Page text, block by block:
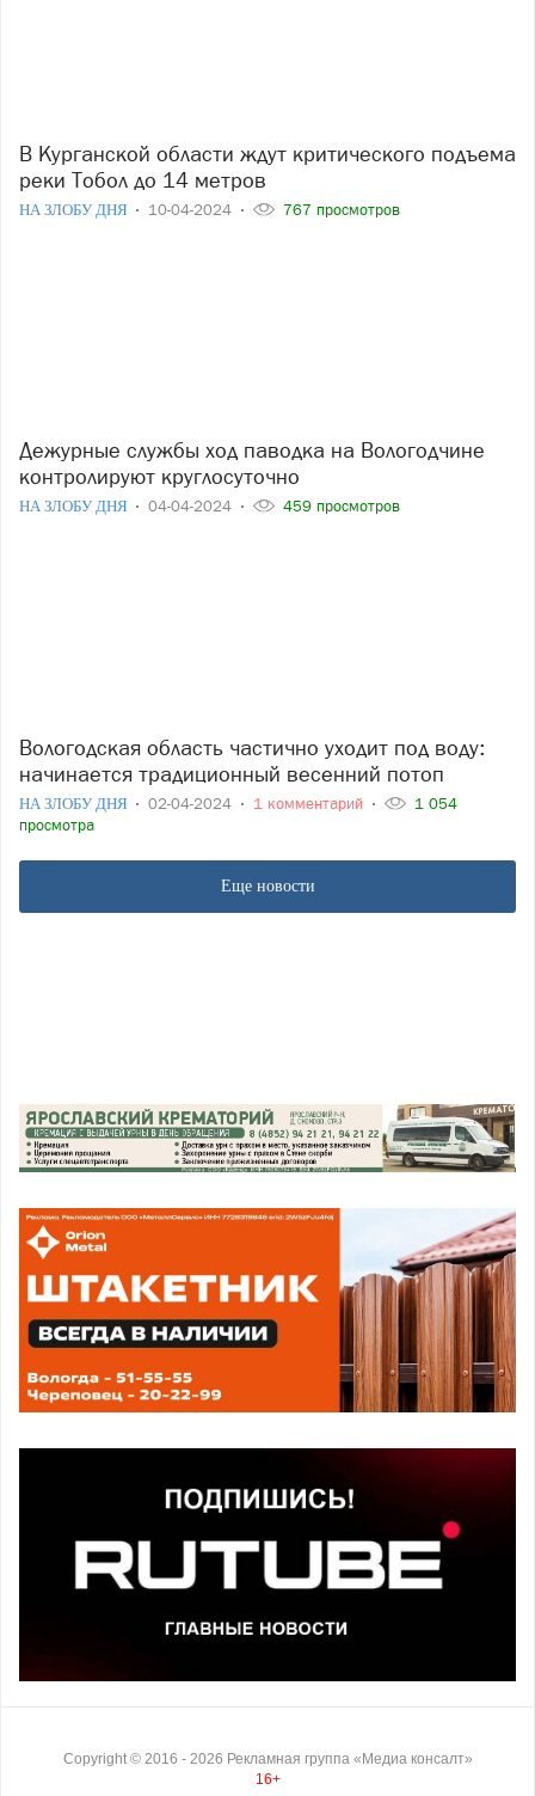
В Курганской области ждут критического подъема
реки Тобол до 14 метров
НА ЗЛОБУ ДНЯ 10-04-2024 767 просмотров
Дежурные службы ход паводка на Вологодчине
контролируют круглосуточно
НА ЗЛОБУ ДНЯ 04-04-2024 459 просмотров
Вологодская область частично уходит под воду:
начинается традиционный весенний потоп
НА ЗЛОБУ ДНЯ 02-04-2024 1 комментарий
1 054
просмотра
Еще новости
Copyright © 2016 - 2026 Рекламная группа «Медиа консалт»
16+